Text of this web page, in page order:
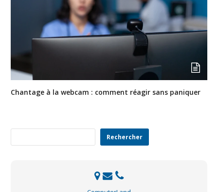
Chantage à la webcam : comment réagir sans paniquer
Rechercher